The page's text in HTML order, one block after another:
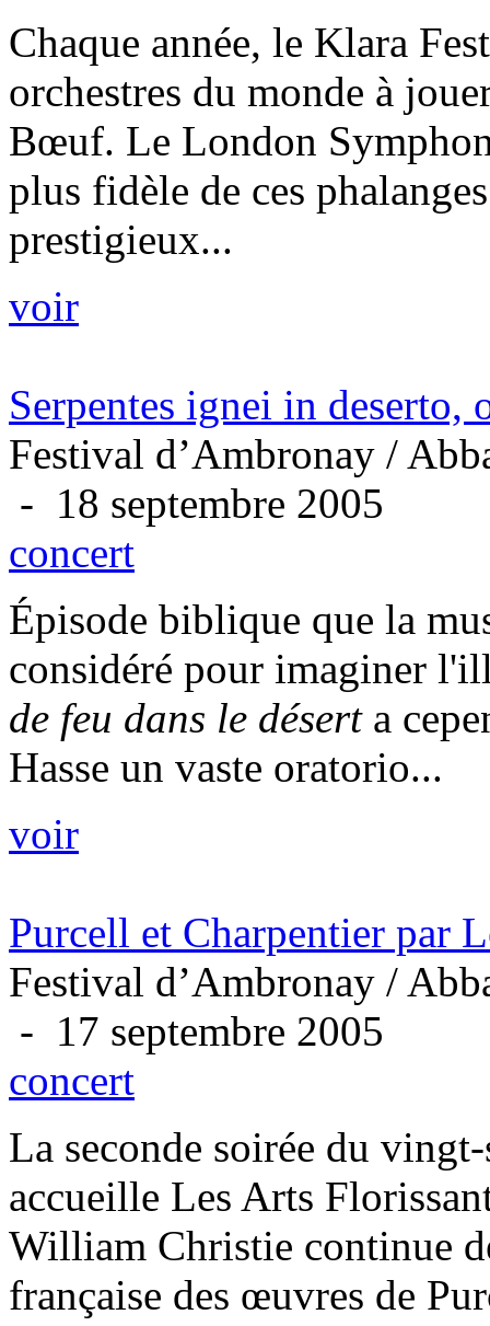
Chaque année, le Klara
orchestres du monde à
Bœuf. Le London
plus fidèle de ces
prestigieux...
voir
Serpentes ignei in deserto,
Festival d’Ambronay /
- 18 septembre 2005
concert
Épisode biblique que la
considéré pour imaginer
de feu dans le déserta
Hasse un vaste oratorio...
voir
Purcell et Charpentier par
Festival d’Ambronay /
- 17 septembre 2005
concert
La seconde soirée du
accueille Les Arts
William Christie continue
française des œuvres de